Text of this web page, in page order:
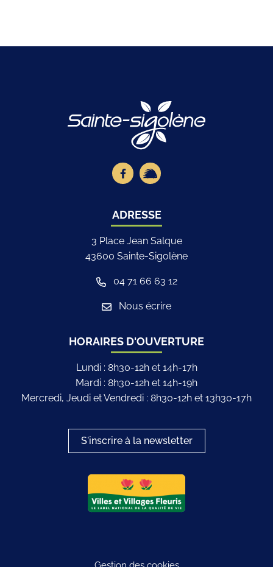
Lien vers le compte Facebook
Lien vers la page illiwap
ADRESSE
3 Place Jean Salque
43600 Sainte-Sigolène
04 71 66 63 12
Nous écrire
HORAIRES D'OUVERTURE
Lundi : 8h30-12h et 14h-17h
Mardi : 8h30-12h et 14h-19h
Mercredi, Jeudi et Vendredi : 8h30-12h et 13h30-17h
S'inscrire à la newsletter
Logo du label